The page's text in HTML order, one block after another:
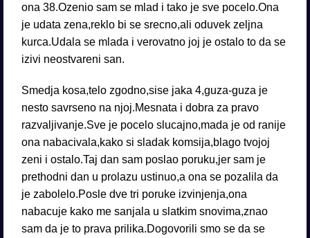
ona 38.Ozenio sam se mlad i tako je sve pocelo.Ona
je udata zena,reklo bi se srecno,ali oduvek zeljna
kurca.Udala se mlada i verovatno joj je ostalo to da se
izivi neostvareni san.
Smedja kosa,telo zgodno,sise jaka 4,guza-guza je
nesto savrseno na njoj.Mesnata i dobra za pravo
razvaljivanje.Sve je pocelo slucajno,mada je od ranije
ona nabacivala,kako si sladak komsija,blago tvojoj
zeni i ostalo.Taj dan sam poslao poruku,jer sam je
prethodni dan u prolazu ustinuo,a ona se pozalila da
je zabolelo.Posle dve tri poruke izvinjenja,ona
nabacuje kako me sanjala u slatkim snovima,znao
sam da je to prava prilika.Dogovorili smo se da se